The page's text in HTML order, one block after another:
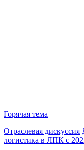
Горячая тема
Отраслевая дискуссия
логистика в ЛПК с